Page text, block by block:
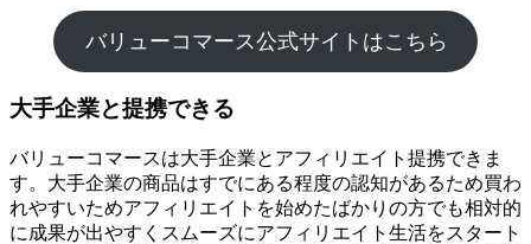
バリューコマース公式サイトはこちら
大手企業と提携できる
バリューコマースは大手企業とアフィリエイト提携できま
す。大手企業の商品はすでにある程度の認知があるため買わ
れやすいためアフィリエイトを始めたばかりの方でも相対的
に成果が出やすくスムーズにアフィリエイト生活をスタート